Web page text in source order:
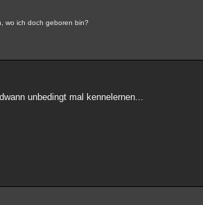
wo ich doch geboren bin?
unbedingt mal kennelernen...